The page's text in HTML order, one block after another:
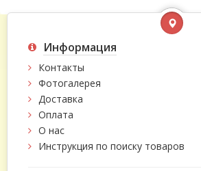
Информация
Контакты
Фотогалерея
Доставка
Оплата
О нас
Инструкция по поиску товаров